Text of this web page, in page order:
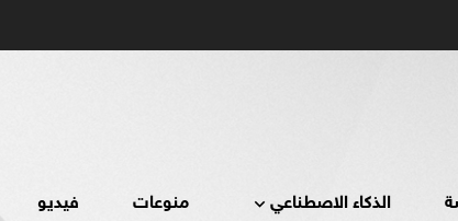
الذكاء الاصطناعي منوعات فيديو